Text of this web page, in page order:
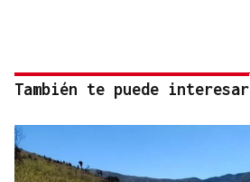
También te puede interesar